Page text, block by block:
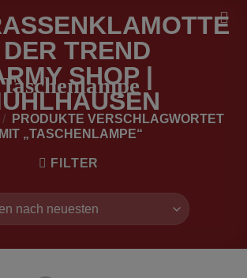
Taschenlampe
/
PRODUKTE VERSCHLAGWORTET
MIT „TASCHENLAMPE“
FILTER